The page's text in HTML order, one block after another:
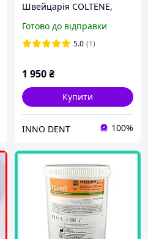
Швейцарія COLTENE,
Готово до відправки
5.0 (1)
1 950₴
Купити
INNO DENT 100%